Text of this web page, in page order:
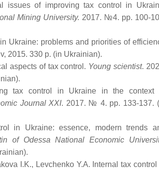
issues of improving tax control in
Mining University. 2017. №4. рр. 100-
Ukraine: problems and priorities of
2015. 330 р. (in Ukrainian).
aspects of tax control. Young scientist.
tax control in Ukraine in the context
Journal XXI. 2017. № 4. рр. 133-137.
in Ukraine: essence, modern trends
of Odessa National Economic
I.K., Levchenko Y.A. Internal tax control